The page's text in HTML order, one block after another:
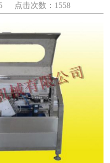
点击次数：1558